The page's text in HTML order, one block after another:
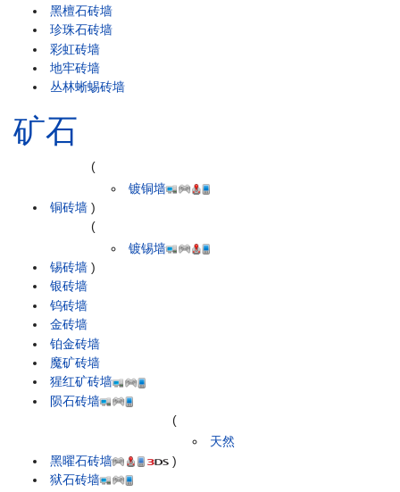
黑檀石砖墙
珍珠石砖墙
彩虹砖墙
地牢砖墙
丛林蜥蜴砖墙
矿石
铜砖墙
(
镀铜墙
)
锡砖墙
(
镀锡墙
)
银砖墙
钨砖墙
金砖墙
铂金砖墙
魔矿砖墙
猩红矿砖墙
陨石砖墙
黑曜石砖墙
(
天然
)
狱石砖墙